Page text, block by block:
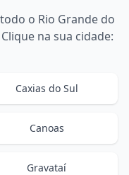
o Rio Grande do
na sua cidade:
Caxias do Sul
Canoas
Gravataí